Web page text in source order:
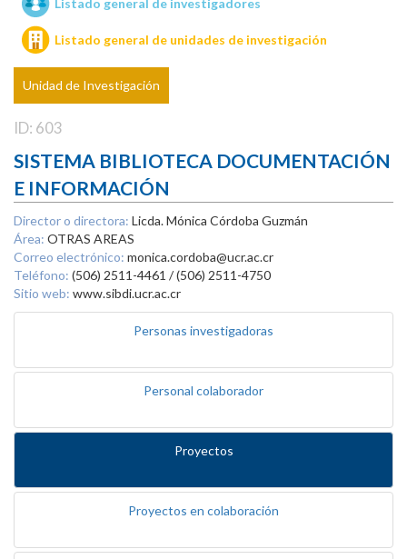
Unidades de investigación
Listado general de investigadores
Listado general de unidades de investigación
Unidad de Investigación
ID: 603
SISTEMA BIBLIOTECA DOCUMENTACIÓN
E INFORMACIÓN
Director o directora: Licda. Mónica Córdoba Guzmán
Área: OTRAS AREAS
Correo electrónico: monica.cordoba@ucr.ac.cr
Teléfono: (506) 2511-4461 / (506) 2511-4750
Sitio web: www.sibdi.ucr.ac.cr
Personas investigadoras
Personal colaborador
Proyectos
Proyectos en colaboración